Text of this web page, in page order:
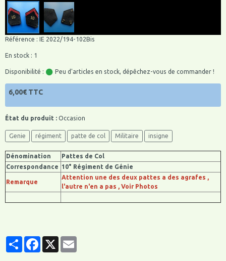
Référence : IE 2022/194-102Bis
En stock : 1
Disponibilité : Peu d'articles en stock, dépêchez-vous de commander !
6,00€ TTC
État du produit : Occasion
Genie régiment patte de col Militaire insigne
Dénomination
Pattes de Col
Correspondance
10° Régiment de Génie
Remarque
Attention une des deux pattes a des agrafes ,
l'autre n'en a pas , Voir Photos
PartagerFacebook